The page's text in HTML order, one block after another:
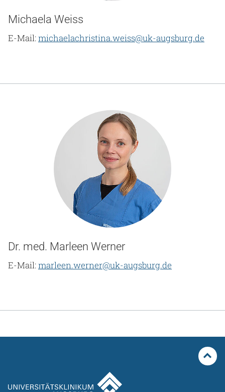
Michaela Weiss
E-Mail:michaelachristina.weiss@uk-augsburg.de
Dr. med. Marleen Werner
E-Mail:marleen.werner@uk-augsburg.de